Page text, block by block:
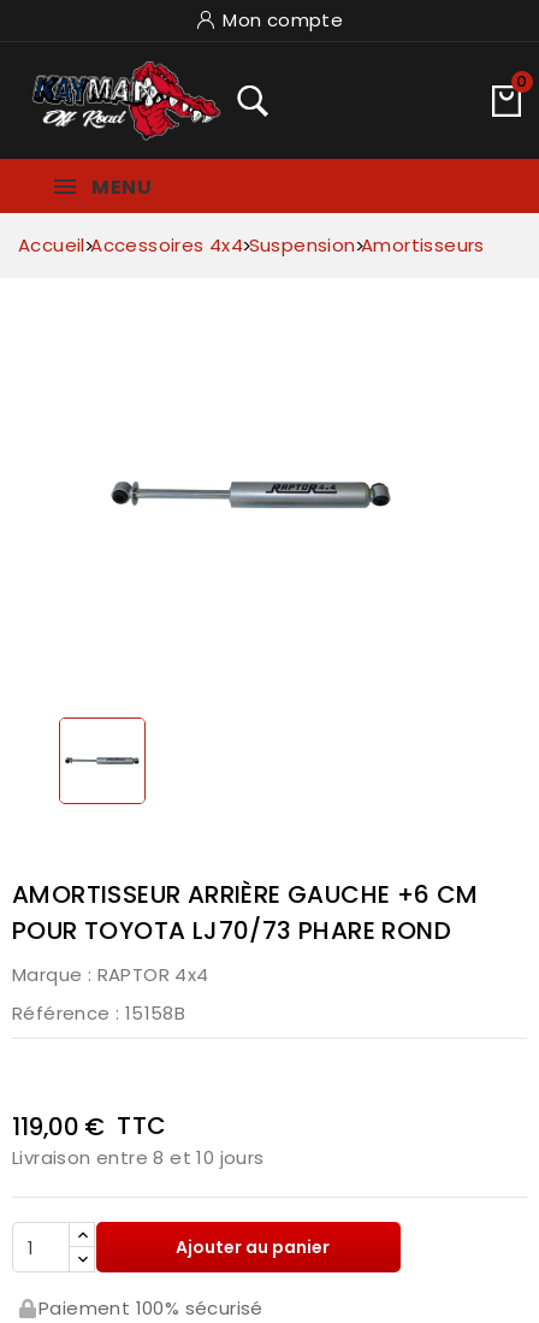
Mon compte
0
MENU
Accueil Accessoires 4x4 Suspension Amortisseurs
AMORTISSEUR ARRIÈRE GAUCHE +6 CM
POUR TOYOTA LJ70/73 PHARE ROND
Marque : RAPTOR 4x4
Référence : 15158B
119,00 € TTC
Livraison entre 8 et 10 jours
Ajouter au panier
Paiement 100% sécurisé